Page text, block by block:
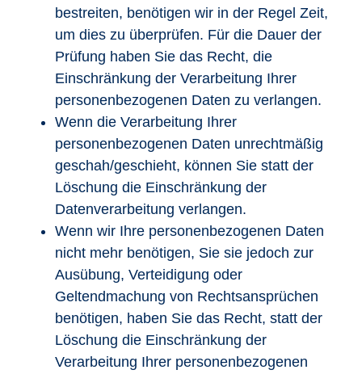
bestreiten, benötigen wir in der Regel Zeit,
um dies zu überprüfen. Für die Dauer der
Prüfung haben Sie das Recht, die
Einschränkung der Verarbeitung Ihrer
personenbezogenen Daten zu verlangen.
Wenn die Verarbeitung Ihrer
personenbezogenen Daten unrechtmäßig
geschah/geschieht, können Sie statt der
Löschung die Einschränkung der
Datenverarbeitung verlangen.
Wenn wir Ihre personenbezogenen Daten
nicht mehr benötigen, Sie sie jedoch zur
Ausübung, Verteidigung oder
Geltendmachung von Rechtsansprüchen
benötigen, haben Sie das Recht, statt der
Löschung die Einschränkung der
Verarbeitung Ihrer personenbezogenen